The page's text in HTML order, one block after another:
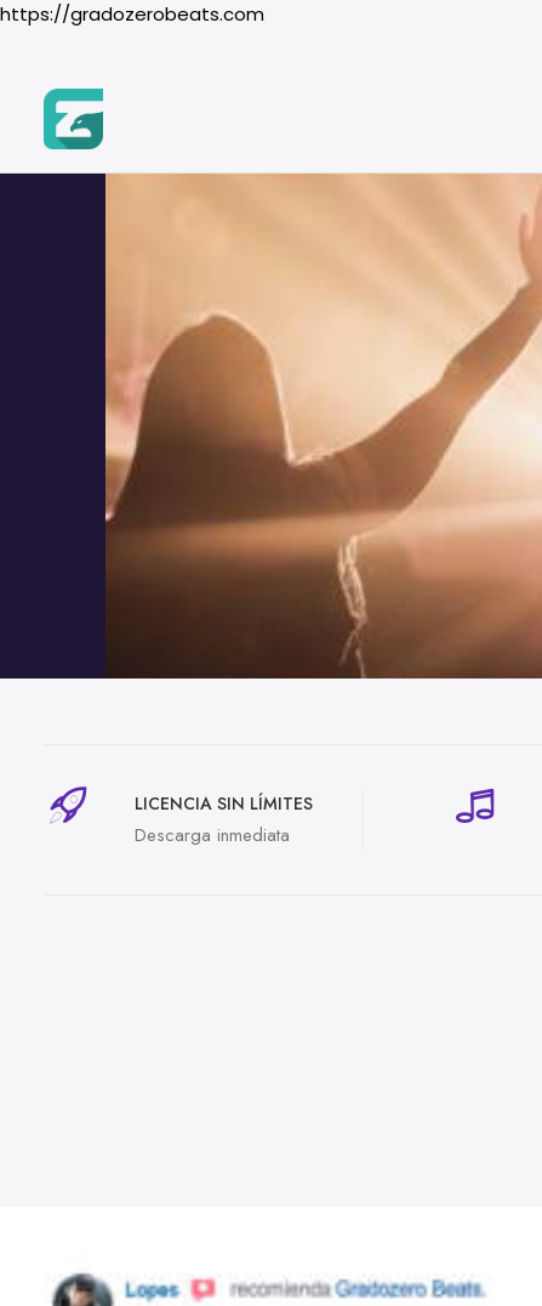
https://gradozerobeats.com
LICENCIA SIN LÍMITES
Descarga inmediata